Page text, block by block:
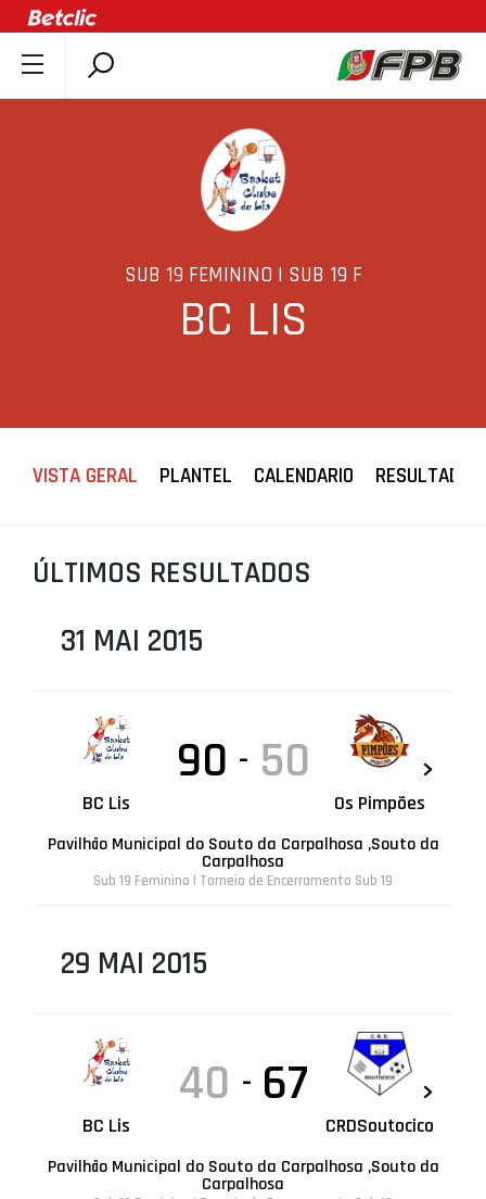
SOBRE A FPB
ASSOCIAÇÕES
ÁREA TÉCNICA
LIGA BETCLIC MASCULINA
SUB 19 FEMININO | SUB 19 F
BC LIS
VISTA GERAL PLANTEL CALENDARIO RESULTADOS
ÚLTIMOS RESULTADOS
31 MAI 2015
BC Lis
90 - 50
Os Pimpões
Pavilhão Municipal do Souto da Carpalhosa ,Souto da
Carpalhosa
Sub 19 Feminino | Torneio de Encerramento Sub 19
29 MAI 2015
BC Lis
40 - 67
CRDSoutocico
Pavilhão Municipal do Souto da Carpalhosa ,Souto da
Carpalhosa